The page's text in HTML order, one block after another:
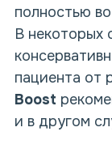
полностью
В некоторых
пациента от
Boost
и в другом